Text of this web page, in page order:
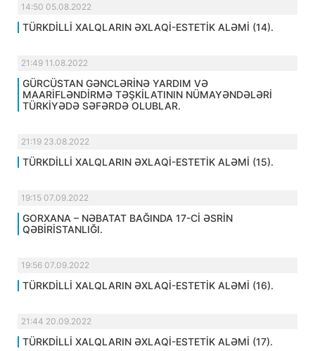
14:50 05.08.2022
TÜRKDİLLİ XALQLARIN ƏXLAQİ-ESTETİK ALƏMİ (14).
21:49 11.08.2022
GÜRCÜSTAN GƏNCLƏRİNƏ YARDIM VƏ
MAARİFLƏNDİRMƏ TƏŞKİLATININ NÜMAYƏNDƏLƏRİ
TÜRKİYƏDƏ SƏFƏRDƏ OLUBLAR.
21:19 23.08.2022
TÜRKDİLLİ XALQLARIN ƏXLAQİ-ESTETİK ALƏMİ (15).
19:15 07.09.2022
GORXANA – NƏBATAT BAĞINDA 17-Cİ ƏSRİN
QƏBİRİSTANLIĞI.
19:56 07.09.2022
TÜRKDİLLİ XALQLARIN ƏXLAQİ-ESTETİK ALƏMİ (16).
21:44 20.09.2022
TÜRKDİLLİ XALQLARIN ƏXLAQİ-ESTETİK ALƏMİ (17).